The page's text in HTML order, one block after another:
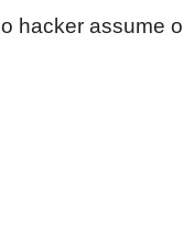
hacker assume o